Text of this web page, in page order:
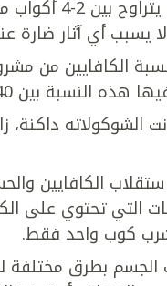
يسبب أي آثار
الكافايين من
النسبة بين 40 و250 ملغ في كل 230 ملل.
الشوكولاته داكنة،
الكافايين
التي تحتوي على
كوب واحد فقط.
بطرق مختلفة